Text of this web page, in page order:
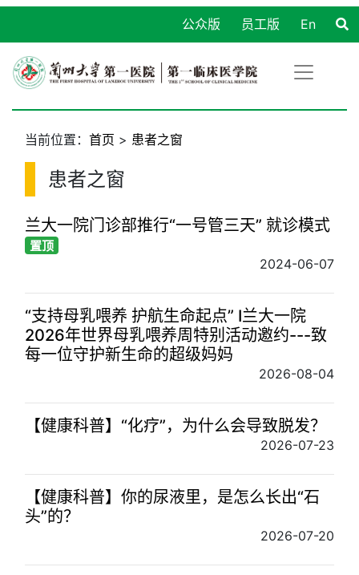
En
员工版
公众版
当前位置： 首页 > 患者之窗
患者之窗
兰大一院门诊部推行“一号管三天” 就诊模式
置顶
2024-06-07
“支持母乳喂养 护航生命起点” I兰大一院
2026年世界母乳喂养周特别活动邀约---致
每一位守护新生命的超级妈妈
2026-08-04
【健康科普】“化疗”，为什么会导致脱发？
2026-07-23
【健康科普】你的尿液里，是怎么长出“石
头”的？
2026-07-20